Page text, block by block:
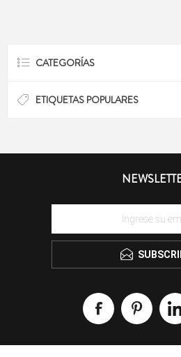
CATEGORÍAS
ETIQUETAS POPULARES